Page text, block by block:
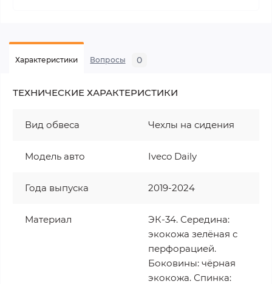
Характеристики Вопросы 0
ТЕХНИЧЕСКИЕ ХАРАКТЕРИСТИКИ
Вид обвеса Чехлы на сидения
Модель авто Iveco Daily
Года выпуска 2019-2024
Материал
ЭК-34. Середина:
экокожа зелёная с
перфорацией.
Боковины: чёрная
экокожа. Спинка: